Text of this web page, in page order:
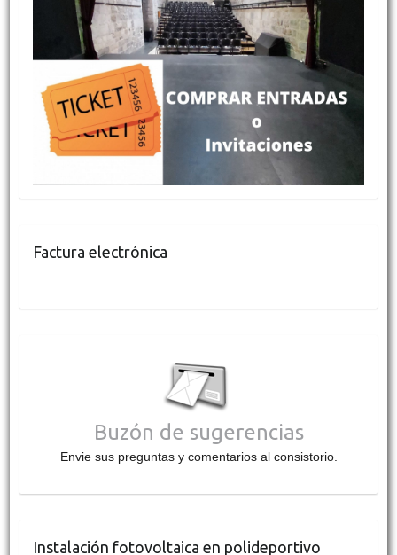
Factura electrónica
Buzón de sugerencias
Envie sus preguntas y comentarios al consistorio.
Instalación fotovoltaica en polideportivo